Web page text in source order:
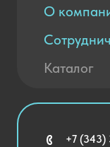
О
Вакансии
Контакты
Оплата и
Каталог
Технические
+7 (343)